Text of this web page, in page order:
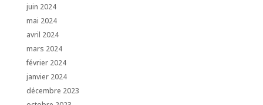
juin 2024
mai 2024
avril 2024
mars 2024
février 2024
janvier 2024
décembre 2023